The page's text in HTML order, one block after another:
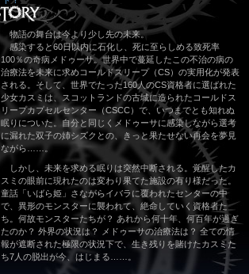
物語の舞台は今より少し先の未来。
感染すると60日以内に石化し、死に至らしめる致死率
100％の奇病メドゥーサ。世界中で蔓延したこの不治の病の
治療法を未来に求めコールドスリープ（CS）の実用化が発表
される。そして、世界でたった160人のCS資格者に選ばれた
少女カスミは、スコットランドの古城に造られたコールドス
リープカプセルセンター（CSCC）で、いつまでとも知れぬ
眠りについた。自分と同じくメドゥーサに感染しながら選考
に漏れた双子の姉シズクとの、きっと果たせない再会を夢見
ながら……。
しかし、未来を求める眠りは突然中断される。覚醒したカ
スミの眼前に現れたのは変わり果てた施設の有り様だった。
童話「いばら姫」さながらイバラに覆われたセンターの中
で、異形のモンスターに襲われて、絶命していく資格者た
ち。何故モンスターたちが？ あれから何十年、何百年が過ぎ
たのか？ 外界の状況は？ メドゥーサの治療法は？ 全ての情
報が遮断された極限の状況下で、生き残りを賭けたカスミた
ち7人の脱出が今、はじまる……。